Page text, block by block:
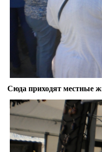
Сюда приходят местные